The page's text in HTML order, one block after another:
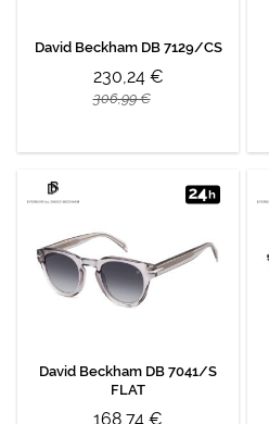
David Beckham DB 7129/CS
230,24 €
306,99 €
David Beckham DB 7041/S
FLAT
168,74 €